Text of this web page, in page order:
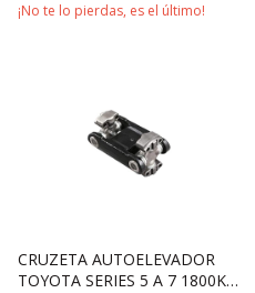
¡No te lo pierdas, es el último!
CRUZETA AUTOELEVADOR
TOYOTA SERIES 5 A 7 1800KG